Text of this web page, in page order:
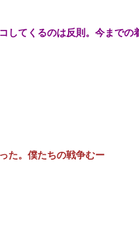
してくるのは反則。今までの
た。僕たちの戦争むー